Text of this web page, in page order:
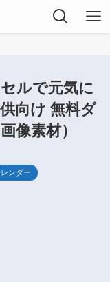
ルで元気に
向け 無料ダ
像素材）
ンダー